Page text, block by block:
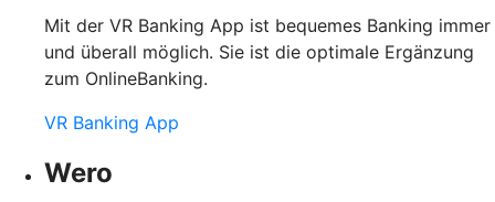
Mit der VR Banking App ist bequemes Banking immer
und überall möglich. Sie ist die optimale Ergänzung
zum OnlineBanking.
VR Banking App
Wero